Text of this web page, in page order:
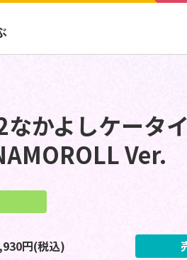
かよしケータ
Ver.
円(税込)